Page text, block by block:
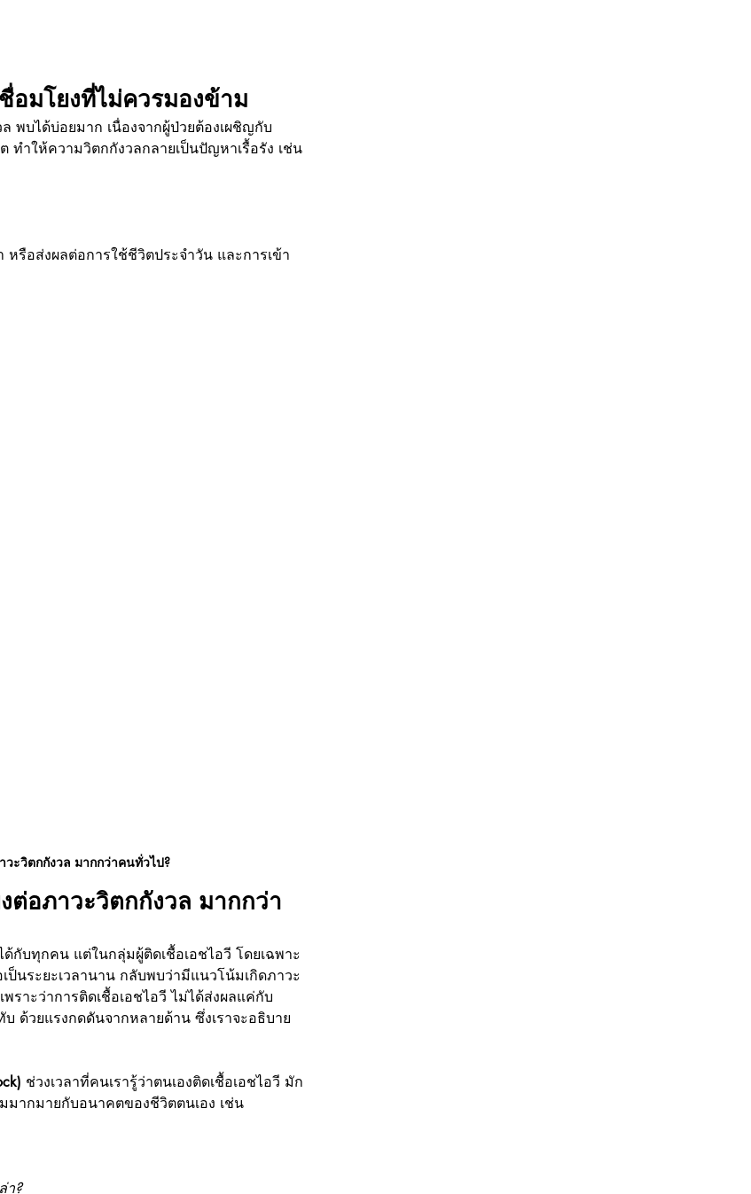
อมโยงที่ไม่ควรมองข้าม
พบได้บ่อยมาก เนื่องจากผู้ป่วยต้องเผชิญกับ
ำให้ความวิตกกังวลกลายเป็นปัญหาเรื้อรัง เช่น
รือส่งผลต่อการใช้ชีวิตประจำวัน และการเข้า
วะวิตกกังวล มากกว่าคนทั่วไป?
ต่อภาวะวิตกกังวล มากกว่า
บทุกคน แต่ในกลุ่มผู้ติดเชื้อเอชไอวี โดยเฉพาะ
ป็นระยะเวลานาน กลับพบว่ามีแนวโน้มเกิดภาวะ
าะว่าการติดเชื้อเอชไอวี ไม่ได้ส่งผลแค่กับ
ด้วยแรงกดดันจากหลายด้าน ซึ่งเราจะอธิบาย
ช่วงเวลาที่คนเรารู้ว่าตนเองติดเชื้อเอชไอวี มัก
ากมายกับอนาคตของชีวิตตนเอง เช่น
า?